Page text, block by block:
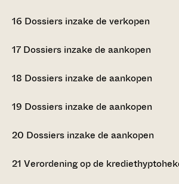
16 Dossiers inzake de verkopen
17 Dossiers inzake de aankopen
18 Dossiers inzake de aankopen
19 Dossiers inzake de aankopen
20 Dossiers inzake de aankopen
21 Verordening op de